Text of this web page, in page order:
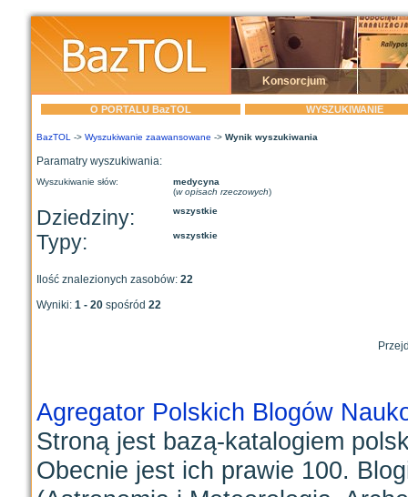
Konsorcjum
O PORTALU BazTOL WYSZUKIWANIE
BazTOL -> Wyszukiwanie zaawansowane -> Wynik wyszukiwania
Paramatry wyszukiwania:
Wyszukiwanie słów:
medycyna
(w opisach rzeczowych)
Dziedziny: wszystkie
Typy: wszystkie
Ilość znalezionych zasobów: 22
Wyniki: 1 - 20 spośród 22
Agregator Polskich Blogów
Stroną jest bazą-katalogiem
Obecnie jest ich prawie 100.